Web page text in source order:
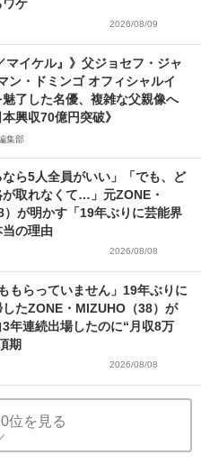
ワケ
2026/08/09
マイケル』》父ジョセフ・ジャ
ン・ドミンゴ オフィシャルイ
了した名優、複雑な父親像へ
興収70億円突破》
集部
なら5人全員がいい」「でも、ど
が取れなくて…」元ZONE・
）が明かす「19年ぶりに芸能界
の理由
2026/08/08
もらっていません」19年ぶりに
たZONE・MIZUHO（38）が
年連続出場したのに“月収8万
期
2026/08/08
位を見る